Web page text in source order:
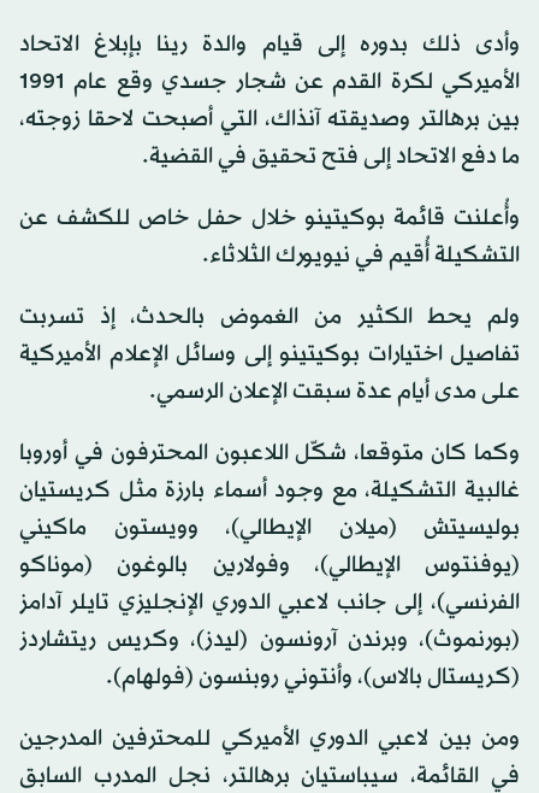
وأدى ذلك بدوره إلى قيام والدة رينا بإبلاغ الاتحاد
الأميركي لكرة القدم عن شجار جسدي وقع عام 1991
بين برهالتر وصديقته آنذاك، التي أصبحت لاحقا زوجته،
ما دفع الاتحاد إلى فتح تحقيق في القضية.
وأُعلنت قائمة بوكيتينو خلال حفل خاص للكشف عن
التشكيلة أُقيم في نيويورك الثلاثاء.
ولم يحط الكثير من الغموض بالحدث، إذ تسربت
تفاصيل اختيارات بوكيتينو إلى وسائل الإعلام الأميركية
على مدى أيام عدة سبقت الإعلان الرسمي.
وكما كان متوقعا، شكّل اللاعبون المحترفون في أوروبا
غالبية التشكيلة، مع وجود أسماء بارزة مثل كريستيان
بوليسيتش (ميلان الإيطالي)، وويستون ماكيني
(يوفنتوس الإيطالي)، وفولارين بالوغون (موناكو
الفرنسي)، إلى جانب لاعبي الدوري الإنجليزي تايلر آدامز
(بورنموث)، وبرندن آرونسون (ليدز)، وكريس ريتشاردز
(كريستال بالاس)، وأنتوني روبنسون (فولهام).
ومن بين لاعبي الدوري الأميركي للمحترفين المدرجين
في القائمة، سيباستيان برهالتر، نجل المدرب السابق